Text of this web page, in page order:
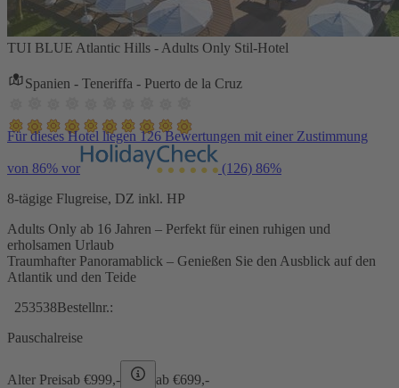
TUI BLUE Atlantic Hills - Adults Only Stil-Hotel
Spanien - Teneriffa - Puerto de la Cruz
Für dieses Hotel liegen 126 Bewertungen mit einer Zustimmung
von 86% vor (126) 86%
8-tägige Flugreise, DZ inkl. HP
Adults Only ab 16 Jahren – Perfekt für einen ruhigen und
erholsamen Urlaub
Traumhafter Panoramablick – Genießen Sie den Ausblick auf den
Atlantik und den Teide
253538Bestellnr.:
Pauschalreise
Alter Preisab €999,- ab €699,-